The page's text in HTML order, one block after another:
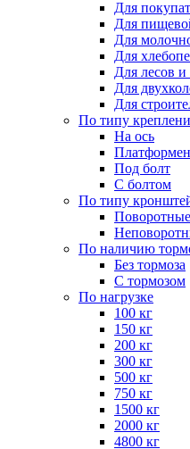
Для
Для
Для
Для
Для лесов
Для
Для
По типу
На ось
Под болт
С болтом
По типу
Поворотные
По наличию
Без тормоза
С тормозом
По нагрузке
100 кг
150 кг
200 кг
300 кг
500 кг
750 кг
1500 кг
2000 кг
4800 кг